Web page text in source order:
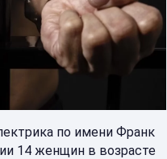
по имени Франк
14 женщин в возрасте